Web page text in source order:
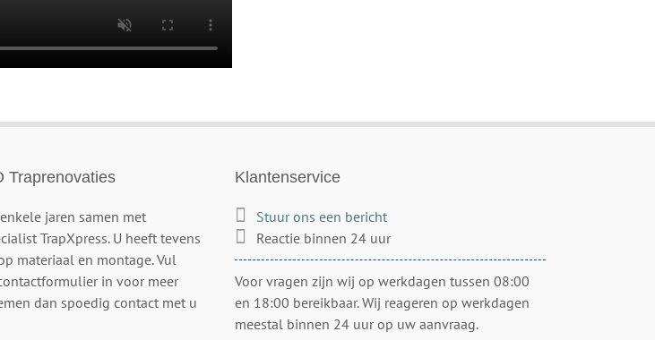
Traprenovaties
jaren samen met
TrapXpress. U heeft tevens
materiaal en montage. Vul
in voor meer
dan spoedig contact met u
Klantenservice
Stuur ons een bericht
Reactie binnen 24 uur
Voor vragen zijn wij op werkdagen tussen 08:00
en 18:00 bereikbaar. Wij reageren op werkdagen
meestal binnen 24 uur op uw aanvraag.